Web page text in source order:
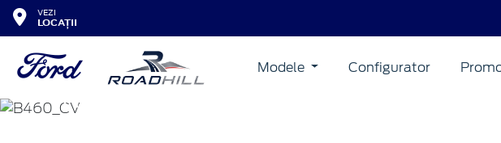
VEZI
LOCAȚII
Modele Configurator
TRANSIT COURIER